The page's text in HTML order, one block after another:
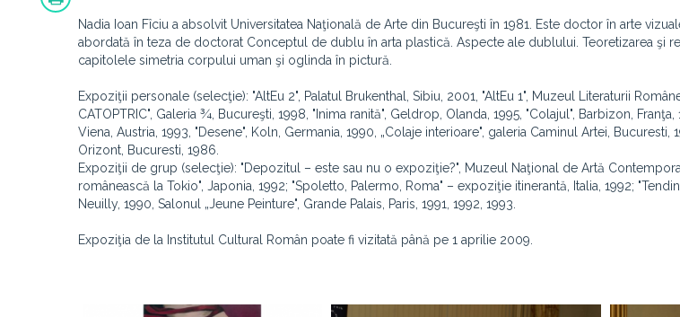
Nadia Ioan Fîciu a absolvit Universitatea Naţională de Arte din Bucureşti în 1981. Este doctor în arte
abordată în teza de doctorat Conceptul de dublu în arta plastică. Aspecte ale dublului. Teoretizarea şi
capitolele simetria corpului uman şi oglinda în pictură.
Expoziţii personale (selecţie): "AltEu 2", Palatul Brukenthal, Sibiu, 2001, "AltEu 1", Muzeul Literaturii
CATOPTRIC", Galeria ¾, Bucureşti, 1998, "Inima ranită", Geldrop, Olanda, 1995, "Colajul", Barbizon, Franţa,
Viena, Austria, 1993, "Desene", Koln, Germania, 1990, „Colaje interioare", galeria Caminul Artei, Bucuresti,
Orizont, Bucuresti, 1986.
Expoziţii de grup (selecţie): "Depozitul – este sau nu o expoziţie?", Muzeul Naţional de Artă
românească la Tokio", Japonia, 1992; "Spoletto, Palermo, Roma" – expoziţie itinerantă, Italia, 1992;
Neuilly, 1990, Salonul „Jeune Peinture", Grande Palais, Paris, 1991, 1992, 1993.
Expoziţia de la Institutul Cultural Român poate fi vizitată până pe 1 aprilie 2009.